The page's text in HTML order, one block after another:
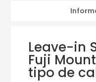
Leave-in
Fuji
tipo de